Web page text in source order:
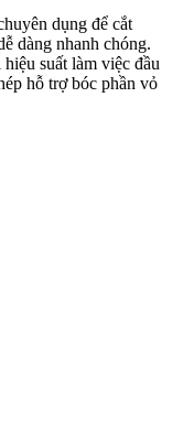
dụng để cắt
dàng nhanh chóng.
suất làm việc đầu
hỗ trợ bóc phần vỏ